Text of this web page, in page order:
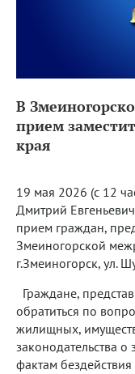
В
прием
края
19 мая 2026 (с 12
Дмитрий
прием граждан,
Змеиногорской
г.Змеиногорск, ул.
Граждане,
обратиться по
жилищных,
законодательства
фактам